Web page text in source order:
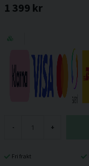
1 399 kr
- +
Fri frakt